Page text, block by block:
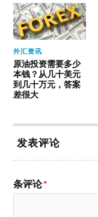
外汇资讯
原油投资需要多少
本钱？从几十美元
到几十万元，答案
差很大
发表评论
条评论*